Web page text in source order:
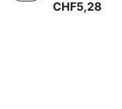
CHF5,28